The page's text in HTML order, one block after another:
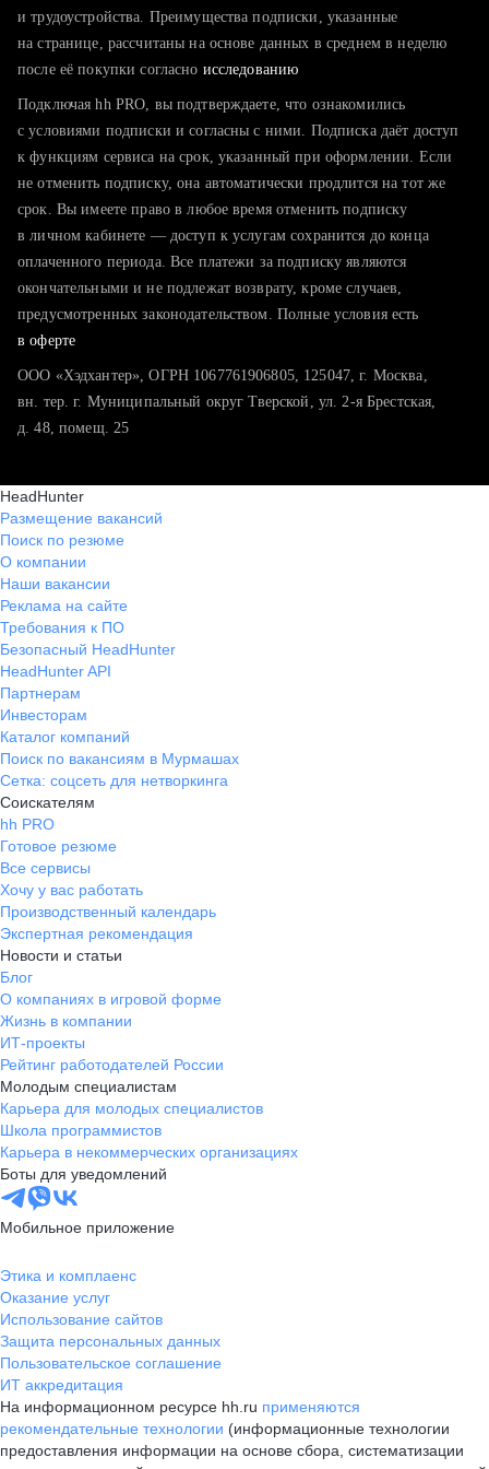
тратите много времени на поиск и вручную поднимаете
хотите сравнить себя с конкурентами и оценить шансы
и трудоустройства. Преимущества подписки, указанные
на странице, рассчитаны на основе данных в среднем в неделю
после её покупки согласно исследованию
Подключая hh PRO, вы подтверждаете, что ознакомились
с условиями подписки и согласны с ними. Подписка даёт доступ
к функциям сервиса на срок, указанный при оформлении. Если
не отменить подписку, она автоматически продлится на тот же
срок. Вы имеете право в любое время отменить подписку
в личном кабинете — доступ к услугам сохранится до конца
оплаченного периода. Все платежи за подписку являются
окончательными и не подлежат возврату, кроме случаев,
предусмотренных законодательством. Полные условия есть
в оферте
ООО «Хэдхантер», ОГРН 1067761906805, 125047, г. Москва,
вн. тер. г. Муниципальный округ Тверской, ул. 2-я Брестская,
д. 48, помещ. 25
HeadHunter
Размещение вакансий
Поиск по резюме
О компании
Наши вакансии
Реклама на сайте
Требования к ПО
Безопасный HeadHunter
HeadHunter API
Партнерам
Инвесторам
Каталог компаний
Поиск по вакансиям в Мурмашах
Сетка: соцсеть для нетворкинга
Соискателям
hh PRO
Готовое резюме
Все сервисы
Хочу у вас работать
Производственный календарь
Экспертная рекомендация
Новости и статьи
Блог
О компаниях в игровой форме
Жизнь в компании
ИТ-проекты
Рейтинг работодателей России
Молодым специалистам
Карьера для молодых специалистов
Школа программистов
Карьера в некоммерческих организациях
Боты для уведомлений
Мобильное приложение
Этика и комплаенс
Оказание услуг
Использование сайтов
Защита персональных данных
Пользовательское соглашение
ИТ аккредитация
На информационном ресурсе hh.ru применяются
рекомендательные технологии (информационные технологии
предоставления информации на основе сбора, систематизации